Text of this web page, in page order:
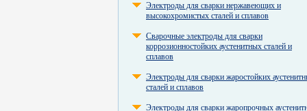
Электроды для сварки нержавеющих и
высокохромистых сталей и сплавов
Сварочные электроды для сварки
коррозионностойких аустенитных сталей и
сплавов
Электроды для сварки жаростойких
сталей и сплавов
Электроды для сварки жаропрочных